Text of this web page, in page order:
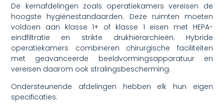
De kernafdelingen zoals operatiekamers vereisen de
hoogste hygiënestandaarden. Deze ruimten moeten
voldoen aan klasse 1+ of klasse 1 eisen met HEPA-
eindfiltratie en strikte drukhiërarchieën. Hybride
operatiekamers combineren chirurgische faciliteiten
met geavanceerde beeldvormingsapparatuur en
vereisen daarom ook stralingsbescherming.
Ondersteunende afdelingen hebben elk hun eigen
specificaties: